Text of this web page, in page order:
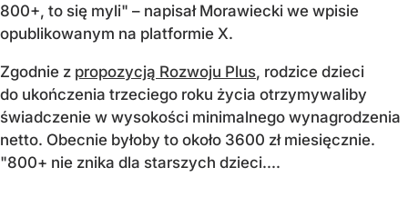
800+, to się myli" – napisał Morawiecki we wpisie
opublikowanym na platformie X.
Zgodnie z propozycją Rozwoju Plus, rodzice dzieci
do ukończenia trzeciego roku życia otrzymywaliby
świadczenie w wysokości minimalnego wynagrodzenia
netto. Obecnie byłoby to około 3600 zł miesięcznie.
"800+ nie znika dla starszych dzieci....